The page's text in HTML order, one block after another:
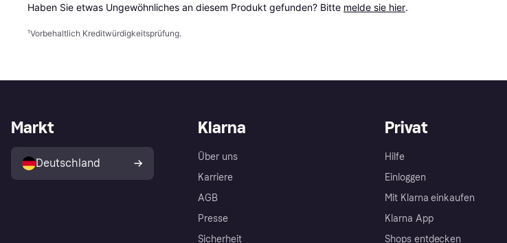
Haben Sie etwas Ungewöhnliches an diesem Produkt gefunden? Bitte melde sie hier.
¹Vorbehaltlich Kreditwürdigkeitsprüfung.
Klarna
Über uns
Karriere
AGB
Presse
Sicherheit
Privat
Hilfe
Einloggen
Mit Klarna einkaufen
Klarna App
Shops entdecken
Markt
Deutschland